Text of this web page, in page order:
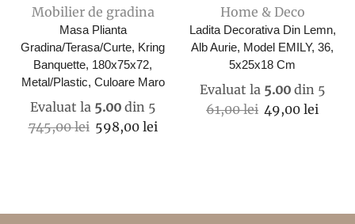
Mobilier de gradina
Masa Plianta
Gradina/terasa/curte, Kring
Banquette, 180x75x72,
Metal/plastic, Culoare Maro
Evaluat la 5.00din 5
745,00lei Prețul
598,00 leiPrețul
Home & Deco
Ladita Decorativa Din Lemn,
Alb Aurie, Model EMILY, 36,
5x25x18 Cm
Evaluat la 5.00din 5
61,00lei Prețul
49,00 lei